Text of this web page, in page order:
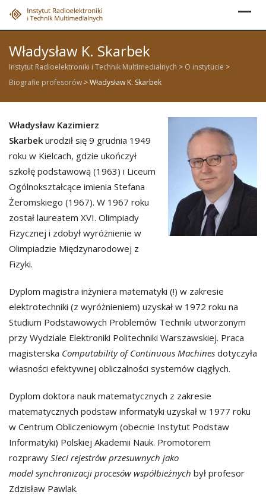
Skip
Władysław K. Skarbek
Instytut Radioelektroniki i Technik Multimedialnych > O instytucie >
Biografie profesorów >Władysław K. Skarbek
Władysław Kazimierz
Skarbek urodził się 9 grudnia 1949
roku w Kielcach, gdzie ukończył
szkołę podstawową (1963) i Liceum
Ogólnokształcące imienia Stefana
Żeromskiego (1967). W 1967 roku
został laureatem XVI. Olimpiady
Fizycznej i zdobył wyróżnienie w
Olimpiadzie Międzynarodowej z
Fizyki.
Dyplom magistra inżyniera matematyki (!) w zakresie
elektrotechniki (z wyróżnieniem) uzyskał w 1972 roku na
Studium Podstawowych Problemów Techniki utworzonym
przy Wydziale Elektroniki Politechniki Warszawskiej. Praca
magisterska Computability of Continuous Machines dotyczyła
własności efektywnej obliczalności systemów ciągłych.
Dyplom doktora nauk matematycznych z zakresie
matematycznych podstaw informatyki uzyskał w 1977 roku
w Centrum Obliczeniowym (obecnie Instytut Podstaw
Informatyki) Polskiej Akademii Nauk. Promotorem
rozprawy Sieci rejestrów przesuwnych jako
model synchronizacji procesów współbieżnych był profesor
Zdzisław Pawlak.